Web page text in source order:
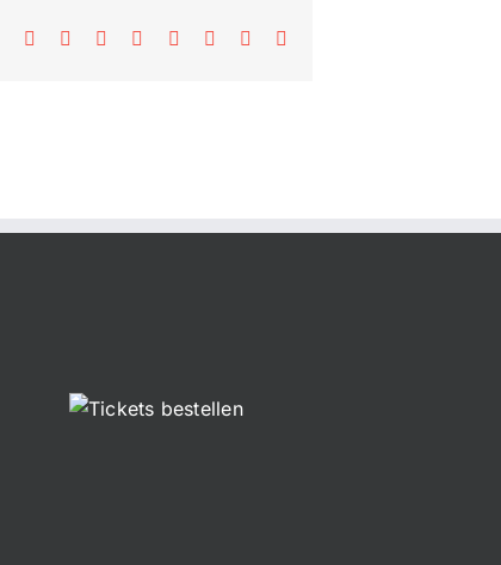
Facebook Reddit LinkedInWhatsApp
TumblrPinterest